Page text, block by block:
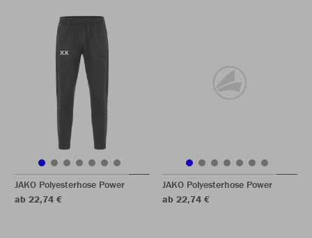
JAKO Polyesterhose Power
ab 22,74 €
JAKO Polyesterhose Power
ab 22,74 €